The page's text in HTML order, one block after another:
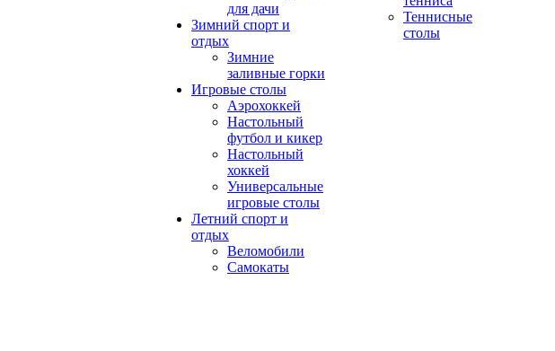
для дачи
Зимний спорт и
отдых
Зимние
заливные горки
Игровые столы
Аэрохоккей
Настольный
футбол и кикер
Настольный
хоккей
Универсальные
игровые столы
Летний спорт и
отдых
Веломобили
Самокаты
Теннисные
столы